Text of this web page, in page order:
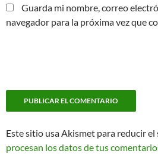
Guarda mi nombre, correo
navegador para la próxima vez que
Este sitio usa Akismet para reducir el
procesan los datos de tus